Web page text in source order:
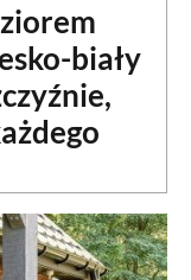
biały